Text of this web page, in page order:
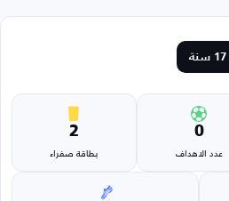
0
عدد الاهداف
2
بطاقة صفراء